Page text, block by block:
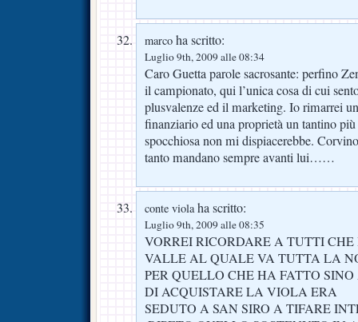
marco ha scritto:
Luglio 9th, 2009 alle 08:34
Caro Guetta parole sacrosante: perfino
il campionato, qui l’unica cosa di cui
plusvalenze ed il marketing. Io rimarrei
finanziario ed una proprietà un tantino
spocchiosa non mi dispiacerebbe.
tanto mandano sempre avanti lui……
conte violaha scritto:
Luglio 9th, 2009 alle 08:35
VORREI RICORDARE A TUTTI
VALLE AL QUALE VA TUTTA LA
PER QUELLO CHE HA FATTO
DI ACQUISTARE LA VIOLA ERA
SEDUTO A SAN SIRO A TIFARE